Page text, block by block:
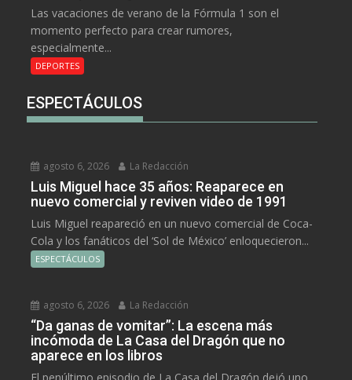
Las vacaciones de verano de la Fórmula 1 son el
momento perfecto para crear rumores,
especialmente...
DEPORTES
ESPECTÁCULOS
agosto 6, 2026 La Redacción
Luis Miguel hace 35 años: Reaparece en
nuevo comercial y reviven video de 1991
Luis Miguel reapareció en un nuevo comercial de Coca-
Cola y los fanáticos del ‘Sol de México’ enloquecieron...
ESPECTÁCULOS
agosto 6, 2026 La Redacción
“Da ganas de vomitar”: La escena más
incómoda de La Casa del Dragón que no
aparece en los libros
El penúltimo episodio de La Casa del Dragón dejó uno